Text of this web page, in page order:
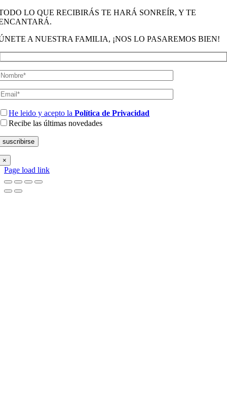
LO QUE RECIBIRÁS TE HARÁ SONREÍR, Y TE
A NUESTRA FAMILIA, ¡NOS LO PASAREMOS BIEN!
He leido y acepto laPolítica de Privacidad
Recibe las últimas novedades
×
Page load link